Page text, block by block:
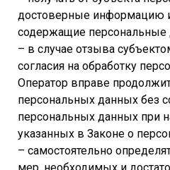
достоверные информацию
содержащие персональные
– в случае отзыва
согласия на обработку
Оператор вправе
персональных данных без
персональных данных при
указанных в Законе о
– самостоятельно
мер, необходимых и